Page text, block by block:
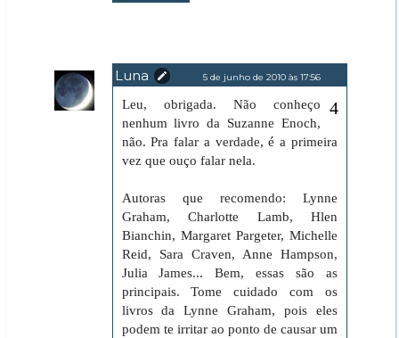
Luna 5 de junho de 2010 às 17:56
Leu, obrigada. Não conheço
nenhum livro da Suzanne Enoch,
não. Pra falar a verdade, é a primeira
vez que ouço falar nela.
Autoras que recomendo: Lynne
Graham, Charlotte Lamb, Hlen
Bianchin, Margaret Pargeter, Michelle
Reid, Sara Craven, Anne Hampson,
Julia James... Bem, essas são as
principais. Tome cuidado com os
livros da Lynne Graham, pois eles
podem te irritar ao ponto de causar um